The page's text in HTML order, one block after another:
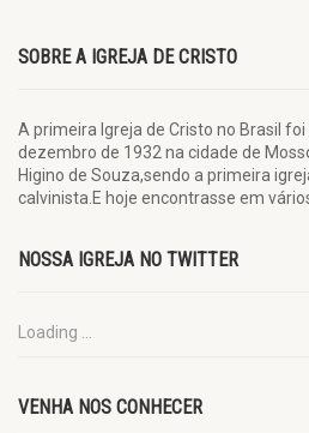
SOBRE A IGREJA DE CRISTO
A primeira Igreja de Cristo no Brasil
dezembro de 1932 na cidade de
Higino de Souza,sendo a primeira
calvinista.E hoje encontrasse em
NOSSA IGREJA NO TWITTER
Loading ...
VENHA NOS CONHECER